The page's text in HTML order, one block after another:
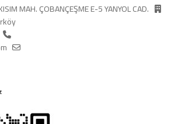
MAH. ÇOBANÇEŞME E-5 YANYOL CAD.